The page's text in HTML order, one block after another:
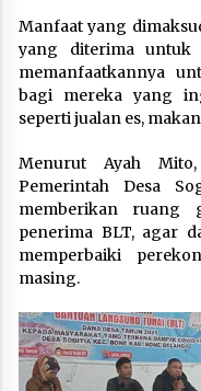
Manfaat yang
yang diterima
memanfaatkannya
bagi mereka yang
seperti jualan es,
Menurut Ayah
Pemerintah Desa
memberikan ruang
penerima BLT, agar
memperbaiki
masing.